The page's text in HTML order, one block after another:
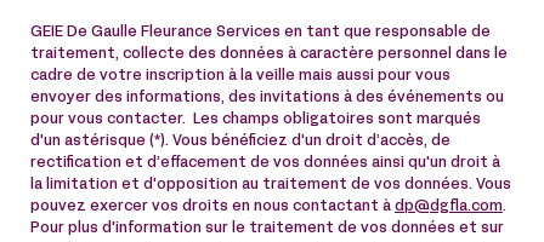
GEIE De Gaulle Fleurance Services en tant que responsable de
traitement, collecte des données à caractère personnel dans le
cadre de votre inscription à la veille mais aussi pour vous
envoyer des informations, des invitations à des événements ou
pour vous contacter. Les champs obligatoires sont marqués
d'un astérisque (*). Vous bénéficiez d'un droit d’accès, de
rectification et d’effacement de vos données ainsi qu'un droit à
la limitation et d'opposition au traitement de vos données. Vous
pouvez exercer vos droits en nous contactant à dp@dgfla.com.
Pour plus d'information sur le traitement de vos données et sur